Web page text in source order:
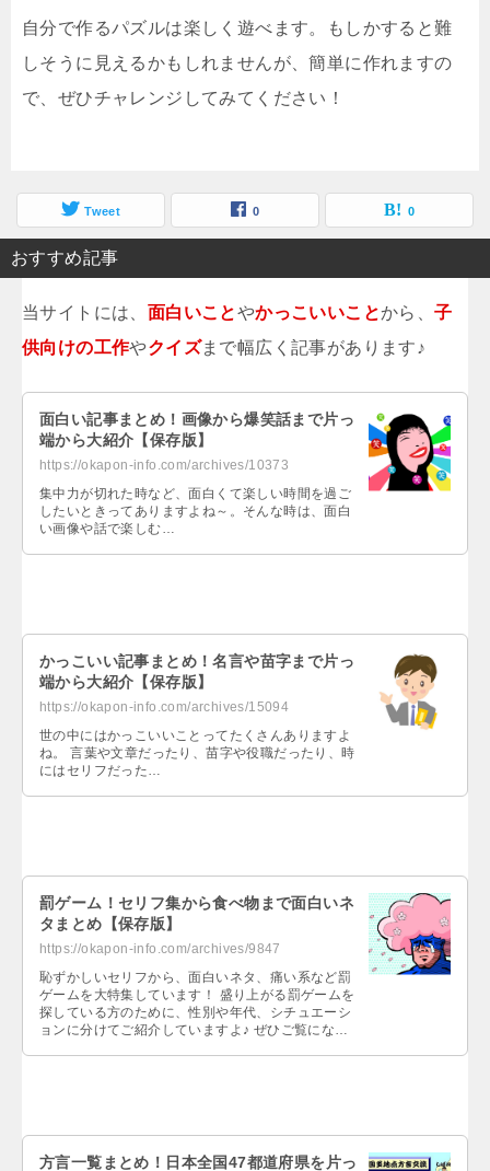
自分で作るパズルは楽しく遊べます。もしかすると難
しそうに見えるかもしれませんが、簡単に作れますの
で、ぜひチャレンジしてみてください！
Tweet 0 0
おすすめ記事
当サイトには、 面白いことやかっこいいことから、子
供向けの工作やクイズまで幅広く記事があります♪
面白い記事まとめ！画像から爆笑話まで片っ
端から大紹介【保存版】
https://okapon-info.com/archives/10373
集中力が切れた時など、面白くて楽しい時間を過ご
したいときってありますよね～。そんな時は、面白
い画像や話で楽しむ…
かっこいい記事まとめ！名言や苗字まで片っ
端から大紹介【保存版】
https://okapon-info.com/archives/15094
世の中にはかっこいいことってたくさんありますよ
ね。 言葉や文章だったり、苗字や役職だったり、時
にはセリフだった…
罰ゲーム！セリフ集から食べ物まで面白いネ
タまとめ【保存版】
https://okapon-info.com/archives/9847
恥ずかしいセリフから、面白いネタ、痛い系など罰
ゲームを大特集しています！ 盛り上がる罰ゲームを
探している方のために、性別や年代、シチュエーシ
ョンに分けてご紹介していますよ♪ ぜひご覧になっ
方言一覧まとめ！日本全国47都道府県を片っ